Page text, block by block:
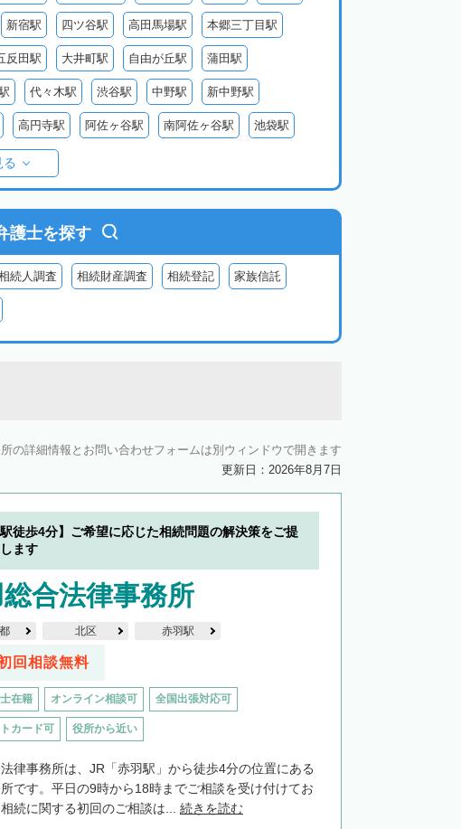
新宿駅 四ツ谷駅 高田馬場駅 本郷三丁目駅
反田駅 大井町駅 自由が丘駅 蒲田駅
代々木駅 渋谷駅 中野駅 新中野駅
高円寺駅 阿佐ヶ谷駅 南阿佐ヶ谷駅 池袋駅
泉学園駅
境駅 三鷹駅 武蔵小金井駅 国分寺駅
る
護士を探す
続人調査 相続財産調査 相続登記 家族信託
の詳細情報とお問い合わせフォームは別ウィンドウで開きます
更新日：2026年8月7日
駅徒歩4分】ご希望に応じた相続問題の解決策をご提
ます
合法律事務所
北区 赤羽駅
回相談無料
在籍 オンライン相談可 全国出張対応可
カード可 役所から近い
律事務所は、JR「赤羽駅」から徒歩4分の位置にある
です。平日の9時から18時までご相談を受け付けてお
続に関する初回のご相談は... 続きを読む